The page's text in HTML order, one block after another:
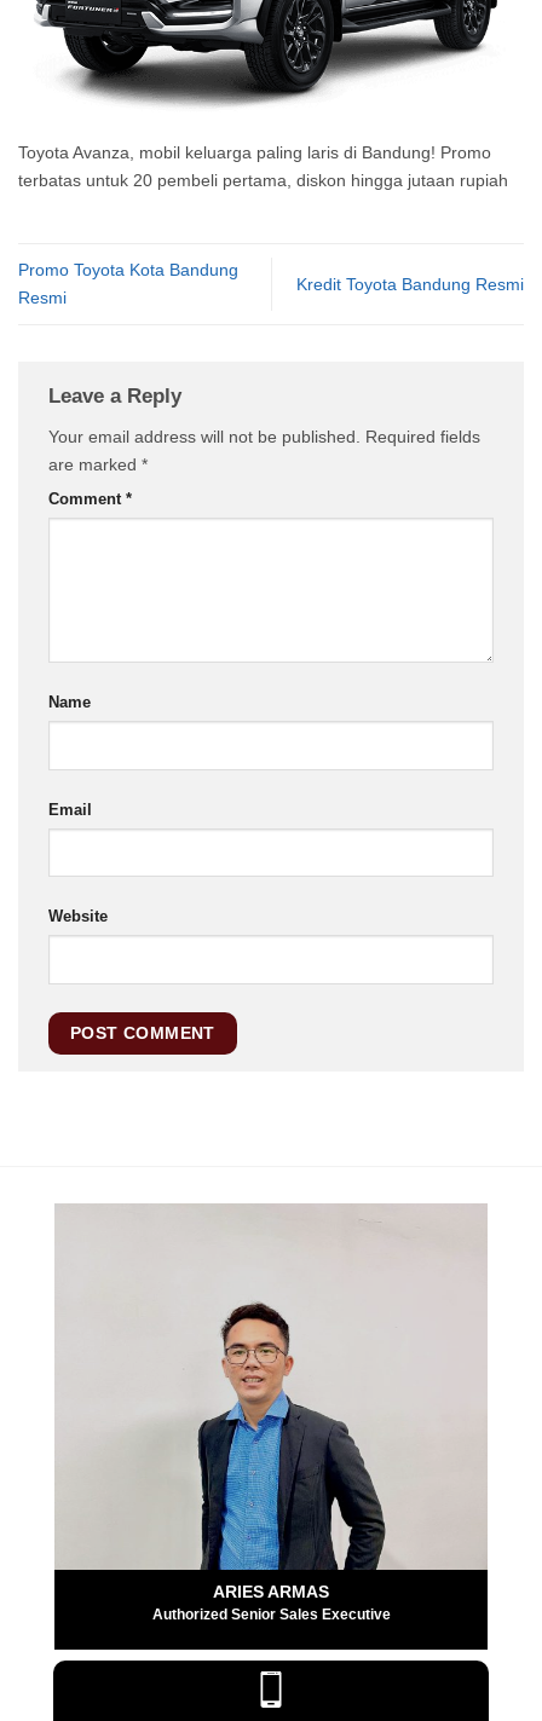
Toyota Avanza, mobil keluarga paling laris di Bandung! Promo
terbatas untuk 20 pembeli pertama, diskon hingga jutaan rupiah
Promo Toyota Kota Bandung
Resmi
Kredit Toyota Bandung Resmi
Leave a Reply
Your email address will not be published.
Required fields
are marked *
Comment *
Name
Email
Website
ARIES ARMAS
Authorized Senior Sales Executive